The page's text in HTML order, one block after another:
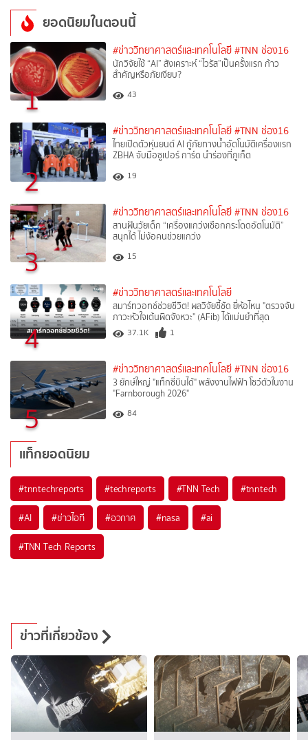
ยอดนิยมในตอนนี้
1
#ข่าววิทยาศาสตร์และเทคโนโลยี #TNN ช่อง16
นักวิจัยใช้ “AI” สังเคราะห์ “ไวรัส”เป็นครั้งแรก ก้าว
สำคัญหรือภัยเงียบ?
43
2
#ข่าววิทยาศาสตร์และเทคโนโลยี #TNN ช่อง16
ไทยเปิดตัวหุ่นยนต์ AI กู้ภัยทางน้ำอัตโนมัติเครื่องแรก
ZBHA จับมือซูเปอร์ การ์ด นำร่องที่ภูเก็ต
19
3
#ข่าววิทยาศาสตร์และเทคโนโลยี #TNN ช่อง16
สานฝันวัยเด็ก “เครื่องแกว่งเชือกกระโดดอัตโนมัติ”
สนุกได้ ไม่ง้อคนช่วยแกว่ง
15
4
#ข่าววิทยาศาสตร์และเทคโนโลยี
สมาร์ทวอทช์ช่วยชีวิต! ผลวิจัยชี้ชัด ยี่ห้อไหน "ตรวจจับ
ภาวะหัวใจเต้นผิดจังหวะ" (AFib) ได้แม่นยำที่สุด
37.1K 1
5
#ข่าววิทยาศาสตร์และเทคโนโลยี #TNN ช่อง16
3 ยักษ์ใหญ่ "แท็กซี่บินได้" พลังงานไฟฟ้า โชว์ตัวในงาน
"Farnborough 2026"
84
แท็กยอดนิยม
#tnntechreports #techreports #TNN Tech #tnntech
#AI #ข่าวไอที #อวกาศ #nasa #ai
#TNN Tech Reports
ข่าวที่เกี่ยวข้อง